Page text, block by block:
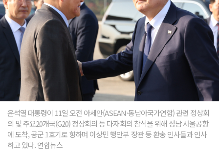
윤석열 대통령이 11일 오전 아세안(ASEAN·동남아국가연합) 관련 정상회
의 및 주요20개국(G20) 정상회의 등 다자회의 참석을 위해 성남 서울공항
에 도착, 공군 1호기로 향하며 이상민 행안부 장관 등 환송 인사들과 인사
하고 있다. 연합뉴스